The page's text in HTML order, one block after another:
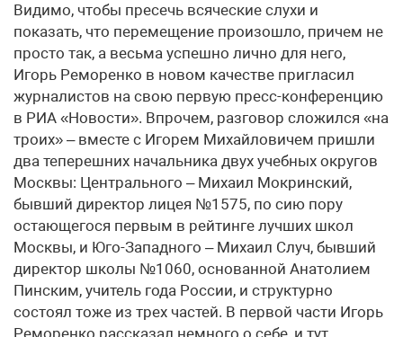
Видимо, чтобы пресечь всяческие слухи и
показать, что перемещение произошло, причем не
просто так, а весьма успешно лично для него,
Игорь Реморенко в новом качестве пригласил
журналистов на свою первую пресс-конференцию
в РИА «Новости». Впрочем, разговор сложился «на
троих» – вместе с Игорем Михайловичем пришли
два теперешних начальника двух учебных округов
Москвы: Центрального – Михаил Мокринский,
бывший директор лицея №1575, по сию пору
остающегося первым в рейтинге лучших школ
Москвы, и Юго-Западного – Михаил Случ, бывший
директор школы №1060, основанной Анатолием
Пинским, учитель года России, и структурно
состоял тоже из трех частей. В первой части Игорь
Реморенко рассказал немного о себе, и тут